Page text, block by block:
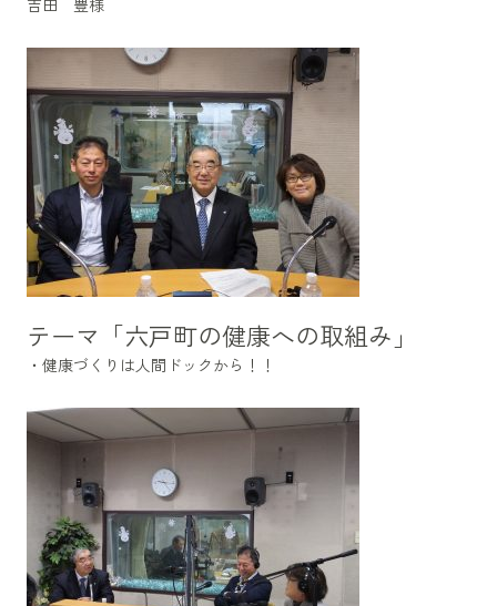
吉田 豊様
テーマ「六戸町の健康への取組み」
・健康づくりは人間ドックから！！